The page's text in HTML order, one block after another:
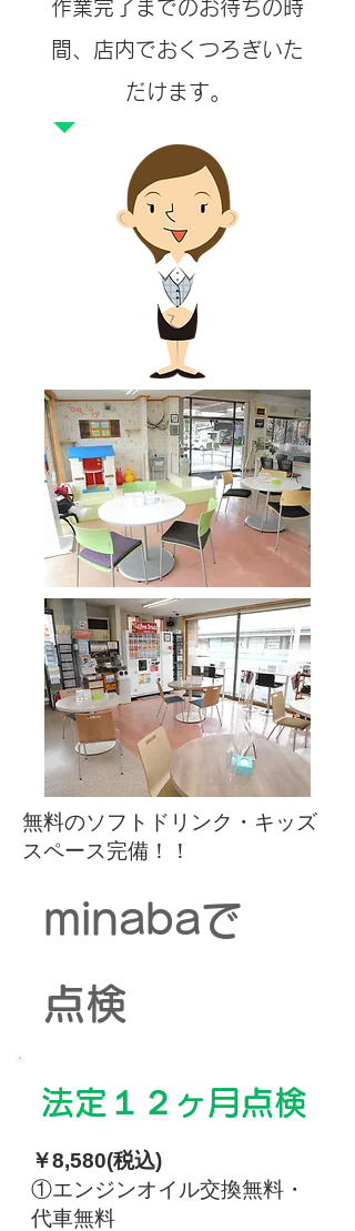
作業完了までのお待ちの時
間、店内でおくつろぎいた
だけます。
無料のソフトドリンク・キッズ
スペース完備！！
minabaで
点検
法定１２ヶ月点検
￥8,580(税込)
①エンジンオイル交換無料・
代車無料